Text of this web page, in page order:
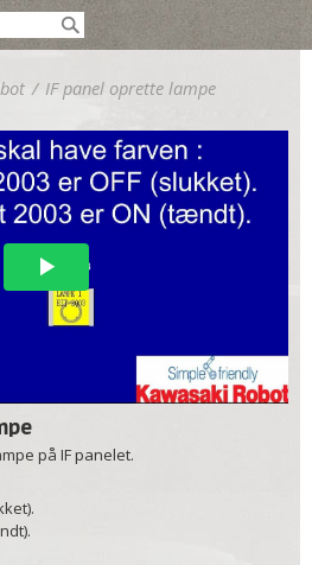
/ IF panel oprette lampe
på IF panelet.